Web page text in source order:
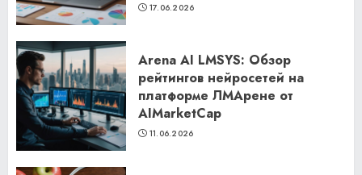
17.06.2026
Arena AI LMSYS: Обзор
рейтингов нейросетей на
платформе ЛМАрене от
AIMarketCap
11.06.2026